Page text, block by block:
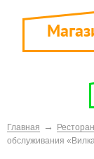
Главная →
обслуживания